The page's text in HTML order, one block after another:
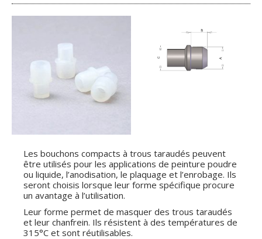
Les bouchons compacts à trous taraudés peuvent
être utilisés pour les applications de peinture poudre
ou liquide, l’anodisation, le plaquage et l’enrobage. Ils
seront choisis lorsque leur forme spécifique procure
un avantage à l’utilisation.
Leur forme permet de masquer des trous taraudés
et leur chanfrein. Ils résistent à des températures de
315°C et sont réutilisables.